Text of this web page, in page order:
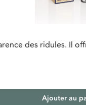
des ridules. Il
Ajouter au